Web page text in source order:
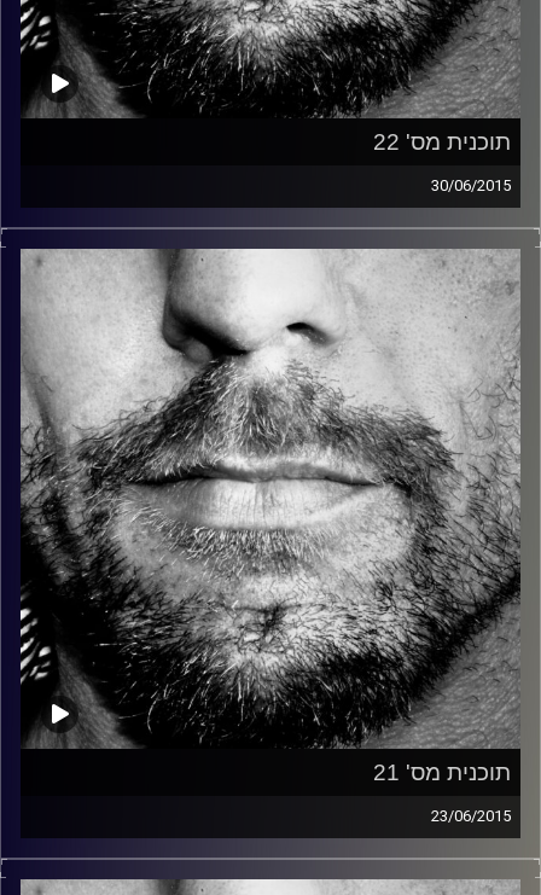
תוכנית מס' 22
30/06/2015
זיפים, מוזיקה מחוספסת של הופעות חיות. הרבה ג'אם, רוק,
בלוז, bluegrass, ג'אז, Fאנק, פרוגרסיב ואפילו אלקטרוניקה.
כל מה שחי, אמיתי ונושם.
עם שמוליק רגב.
קרדיט תמונות: David Goehring
תוכנית מס' 21
23/06/2015
זיפים, מוזיקה מחוספסת של הופעות חיות. הרבה ג'אם, רוק,
בלוז, bluegrass, ג'אז, Fאנק, פרוגרסיב ואפילו אלקטרוניקה.